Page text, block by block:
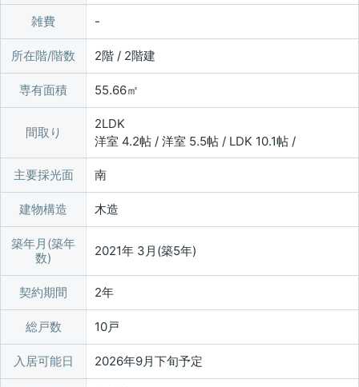
雑費
所在階/階数 2階 / 2階建
専有面積 55.66㎡
間取り
2LDK
洋室 4.2帖 / 洋室 5.5帖 / LDK 10.1帖 /
主要採光面 南
建物構造 木造
築年月(築年
数)
2021年 3月(築5年)
契約期間 2年
総戸数 10戸
入居可能日 2026年9月下旬予定